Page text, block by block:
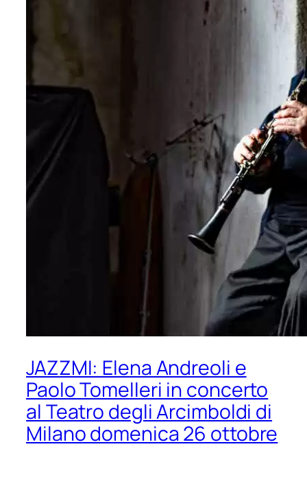
JAZZMI: Elena Andreoli e
Paolo Tomelleri in concerto
al Teatro degli Arcimboldi di
Milano domenica 26 ottobre